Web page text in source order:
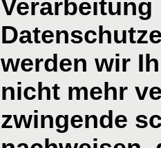
werden wir
nicht mehr
zwingende